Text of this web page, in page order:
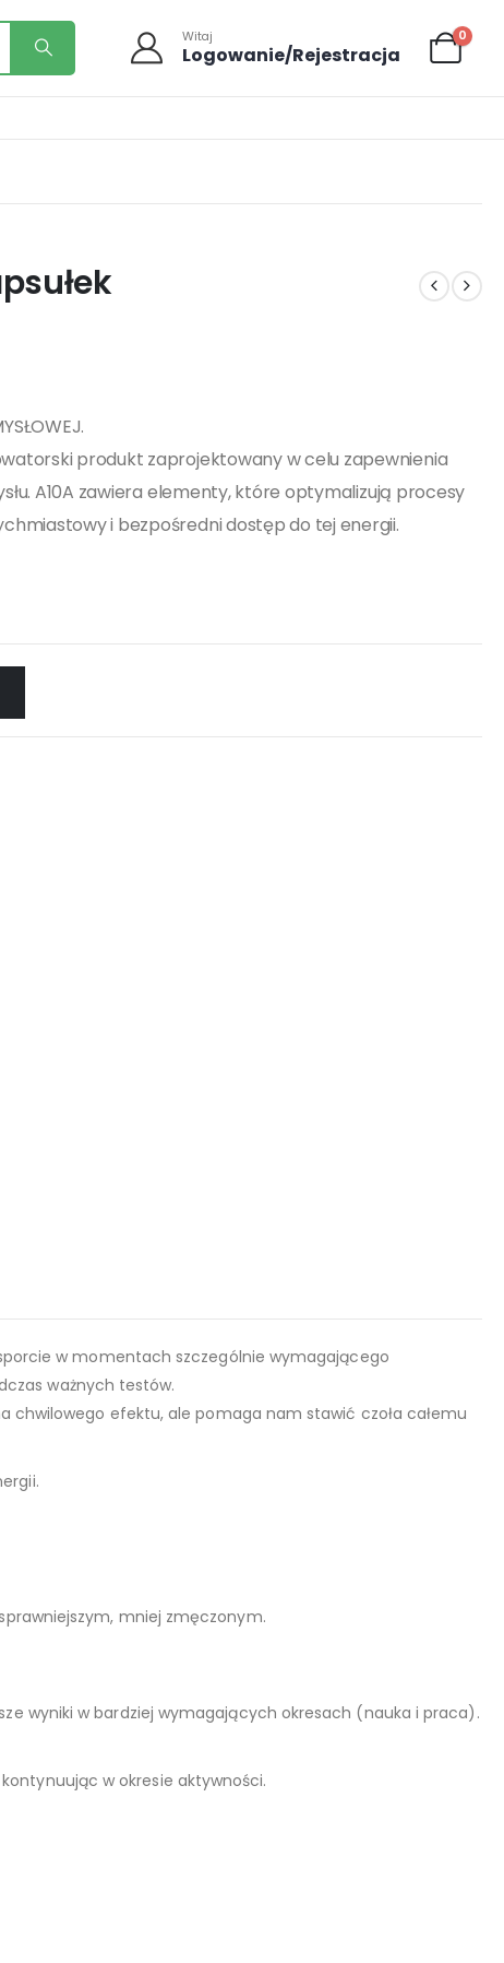
Witaj
Logowanie/Rejestracja
0
produkt zaprojektowany w celu zapewnienia
A10A zawiera elementy, które optymalizują procesy
i bezpośredni dostęp do tej energii.
w momentach szczególnie wymagającego
ważnych testów.
efektu, ale pomaga nam stawić czoła całemu
mniej zmęczonym.
wyniki w bardziej wymagających okresach (nauka i praca).
w okresie aktywności.